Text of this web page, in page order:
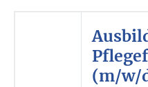
(m/w/